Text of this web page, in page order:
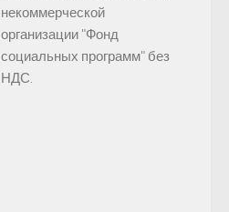
некоммерческой
организации "Фонд
социальных программ" без
НДС.